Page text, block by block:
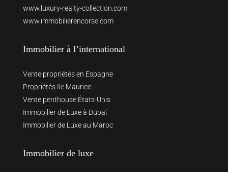
www.luxury-realty-collection.com
www.immobilierencorse.com
Immobilier à l’international
Vente propriétés en Espagne
Propriétés Ile Maurice
Vente penthouse États-Unis
Immobilier de Luxe à Dubai
Immobilier de Luxe au Maroc
Immobilier de luxe